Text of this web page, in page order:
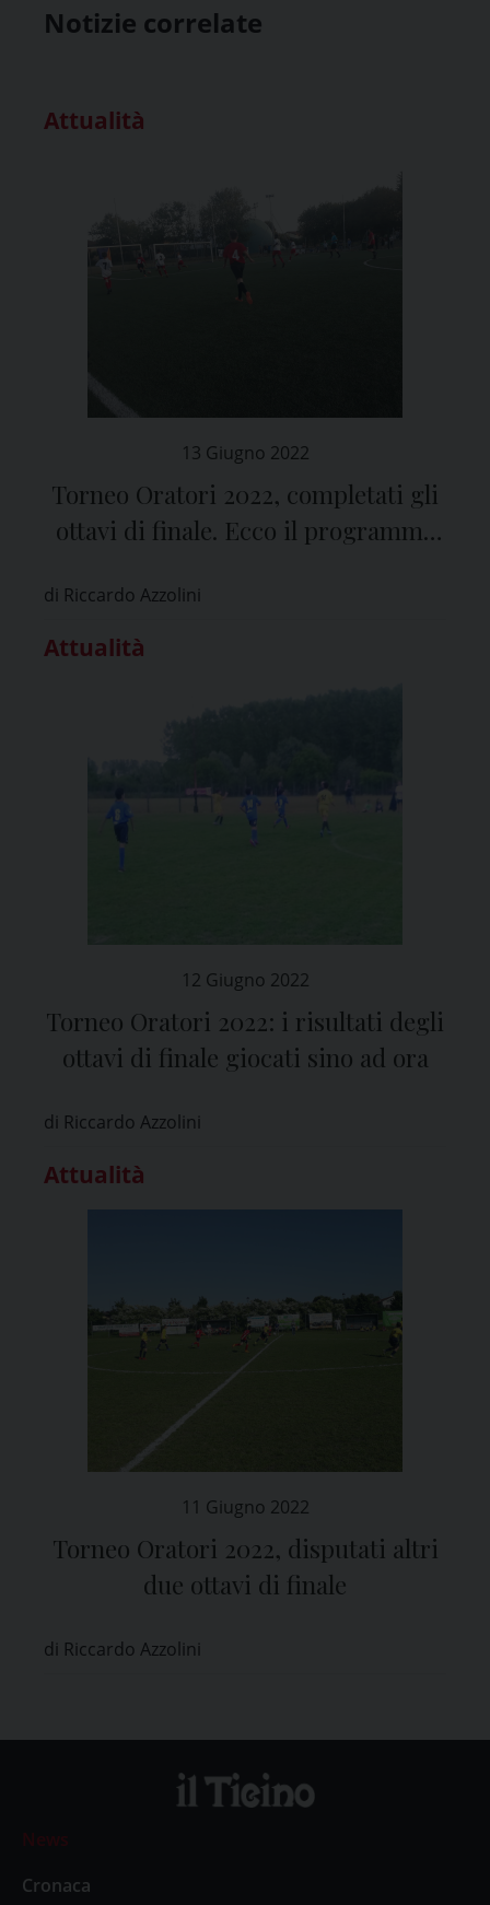
Notizie correlate
Attualità
13 Giugno 2022
Torneo Oratori 2022, completati gli
ottavi di finale. Ecco il programma
di Riccardo Azzolini
Attualità
12 Giugno 2022
Torneo Oratori 2022: i risultati degli
ottavi di finale giocati sino ad ora
di Riccardo Azzolini
Attualità
11 Giugno 2022
Torneo Oratori 2022, disputati altri
due ottavi di finale
di Riccardo Azzolini
News
Cronaca